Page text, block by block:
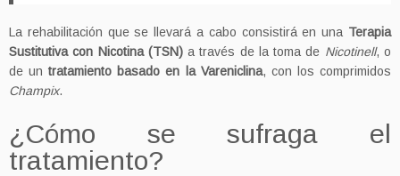
La rehabilitación que se llevará a cabo consistirá en una Terapia
Sustitutiva con Nicotina (TSN)a través de la toma de Nicotinell, o
de untratamiento basado en la Vareniclina, con los comprimidos
Champix.
¿Cómo se sufraga el
tratamiento?